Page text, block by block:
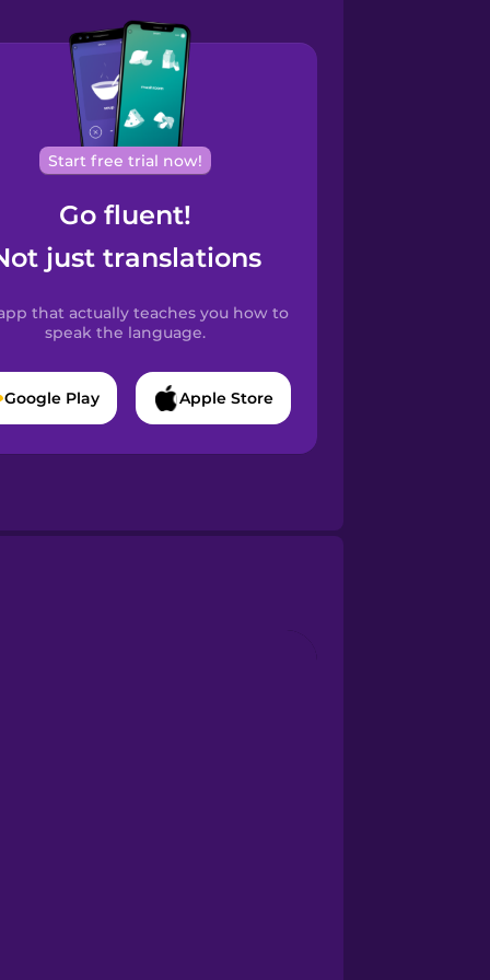
Start free trial now!
Go fluent!
just translations
that actually teaches you how to
speak the language.
Google Play Apple Store